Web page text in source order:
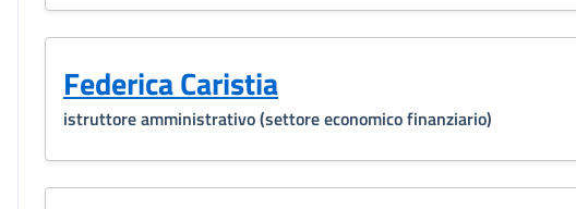
Federica Caristia
istruttore amministrativo (settore economico finanziario)